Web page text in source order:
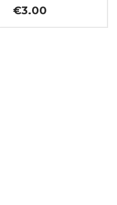
αυστηρώς ακυκλοφόρητο
από μασούρι τραπέζης.
€3.00